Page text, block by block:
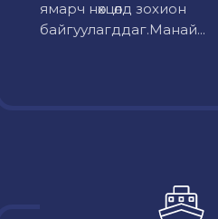
ямарч нөхцөлд зохион
байгуулагддаг.Манай...